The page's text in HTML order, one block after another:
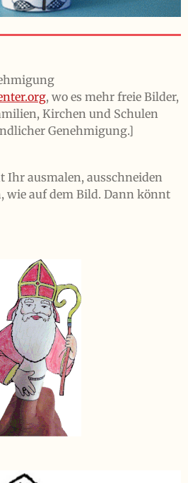
, wo es mehr freie Bilder,
Kirchen und Schulen
Genehmigung.]
Ihr ausmalen, ausschneiden
wie auf dem Bild. Dann könnt